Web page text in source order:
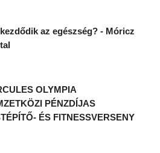
az egészség? - Móricz
OLYMPIA
PÉNZDÍJAS
ÉS FITNESSVERSENY